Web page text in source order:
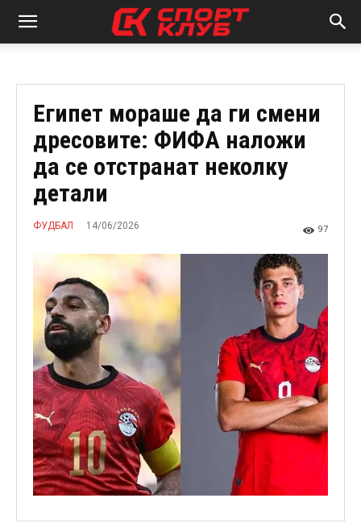
Египет мораше да ги смени
дресовите: ФИФА наложи
да се отстранат неколку
детали
ФУДБАЛ 14/06/2026 97